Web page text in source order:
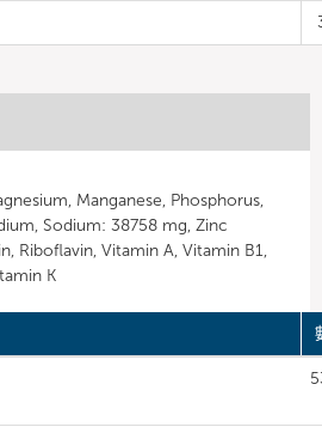
Manganese, Phosphorus,
Sodium: 38758 mg, Zinc
Riboflavin, Vitamin A, Vitamin B1,
K